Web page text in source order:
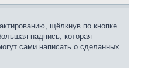
щёлкнув по кнопке
надпись, которая
сами написать о сделанных